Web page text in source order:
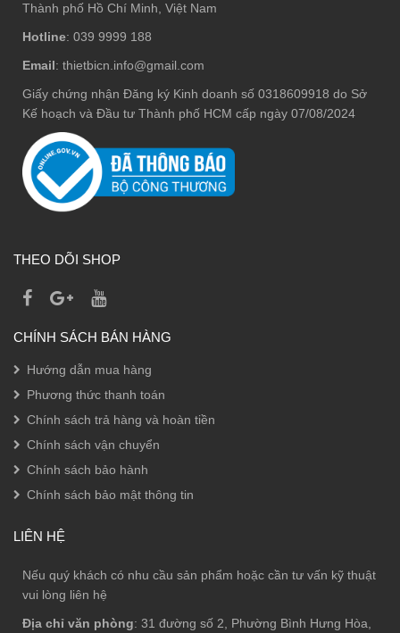
Thành phố Hồ Chí Minh, Việt Nam
Hotline: 039 9999 188
Email: thietbicn.info@gmail.com
Giấy chứng nhận Đăng ký Kinh doanh số 0318609918 do Sở
Kế hoạch và Đầu tư Thành phố HCM cấp ngày 07/08/2024
THEO DÕI SHOP
CHÍNH SÁCH BÁN HÀNG
Hướng dẫn mua hàng
Phương thức thanh toán
Chính sách trả hàng và hoàn tiền
Chính sách vận chuyển
Chính sách bảo hành
Chính sách bảo mật thông tin
LIÊN HỆ
Nếu quý khách có nhu cầu sản phẩm hoặc cần tư vấn kỹ thuật
vui lòng liên hệ
Địa chỉ văn phòng: 31 đường số 2, Phường Bình Hưng Hòa,